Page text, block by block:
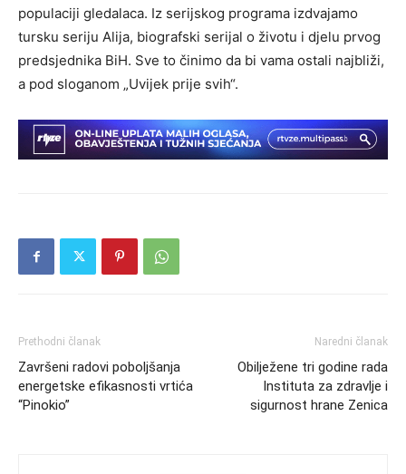
populaciji gledalaca. Iz serijskog programa izdvajamo
tursku seriju Alija, biografski serijal o životu i djelu prvog
predsjednika BiH. Sve to činimo da bi vama ostali najbliži,
a pod sloganom „Uvijek prije svih“.
Prethodni članak
Završeni radovi poboljšanja
energetske efikasnosti vrtića
“Pinokio”
Naredni članak
Obilježene tri godine rada
Instituta za zdravlje i
sigurnost hrane Zenica